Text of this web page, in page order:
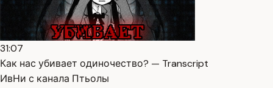
31:07
Как нас убивает одиночество? — Transcript
ИвНи с канала Птьолы